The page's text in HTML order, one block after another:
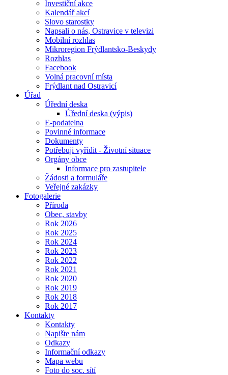
Investiční akce
Kalendář akcí
Slovo starostky
Napsali o nás, Ostravice v televizi
Mobilní rozhlas
Mikroregion Frýdlantsko-Beskydy
Rozhlas
Facebook
Volná pracovní místa
Frýdlant nad Ostravicí
Úřad
Úřední deska
Úřední deska (výpis)
E-podatelna
Povinné informace
Dokumenty
Potřebuji vyřídit - Životní situace
Orgány obce
Informace pro zastupitele
Žádosti a formuláře
Veřejné zakázky
Fotogalerie
Příroda
Obec, stavby
Rok 2026
Rok 2025
Rok 2024
Rok 2023
Rok 2022
Rok 2021
Rok 2020
Rok 2019
Rok 2018
Rok 2017
Kontakty
Kontakty
Napište nám
Odkazy
Informační odkazy
Mapa webu
Foto do soc. sítí